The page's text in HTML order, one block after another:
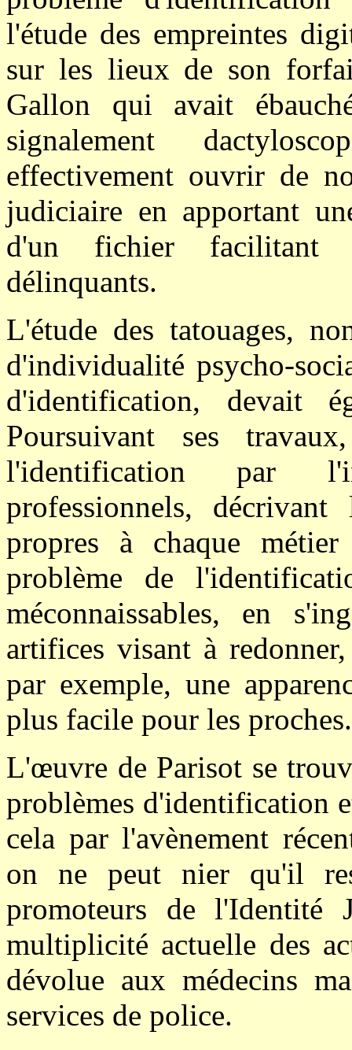
l'étude des empreintes
sur les lieux de son
Gallon qui avait
signalement
effectivement ouvrir de
judiciaire en apportant
d'un fichier facilitant
délinquants.
L'étude des tatouages,
d'individualité psycho-
d'identification, devait
Poursuivant ses
l'identification par
professionnels, décrivant
propres à chaque
problème de
méconnaissables, en
artifices visant à
par exemple, une
plus facile pour les proches.
L'œuvre de Parisot se
problèmes d'identification
cela par l'avènement
on ne peut nier qu'il
promoteurs de l'Identité
multiplicité actuelle des
dévolue aux médecins
services de police.